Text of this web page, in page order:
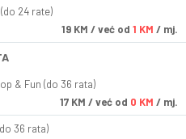
24 rate)
19 KM / već od 1 KM / mj.
& Fun (do 36 rata)
17 KM / već od 0 KM / mj.
36 rata)